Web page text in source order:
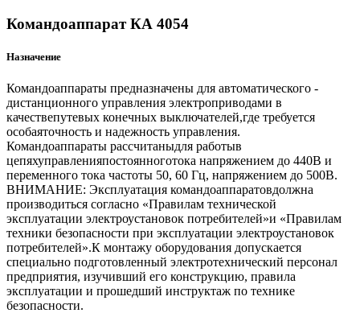
Командоаппарат КА 4054
Назначение
Командоаппараты предназначены для автоматического -
дистанционного управления электроприводами в
качествепутевых конечных выключателей,где требуется
особаяточность и надежность управления.
Командоаппараты рассчитаныдля работыв
цепяхуправленияпостоянноготока напряжением до 440В и
переменного тока частоты 50, 60 Гц, напряжением до 500В.
ВНИМАНИЕ: Эксплуатация командоаппаратовдолжна
производиться согласно «Правилам технической
эксплуатации электроустановок потребителей»и «Правилам
техники безопасности при эксплуатации электроустановок
потребителей».К монтажу оборудования допускается
специально подготовленный электротехнический персонал
предприятия, изучивший его конструкцию, правила
эксплуатации и прошедший инструктаж по технике
безопасности.